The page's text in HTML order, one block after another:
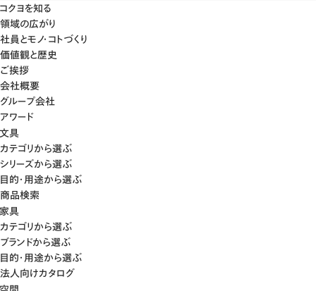
コクヨを知る
領域の広がり
社員とモノ・コトづくり
価値観と歴史
ご挨拶
会社概要
グループ会社
アワード
文具
カテゴリから選ぶ
シリーズから選ぶ
目的・用途から選ぶ
商品検索
家具
カテゴリから選ぶ
ブランドから選ぶ
目的・用途から選ぶ
法人向けカタログ